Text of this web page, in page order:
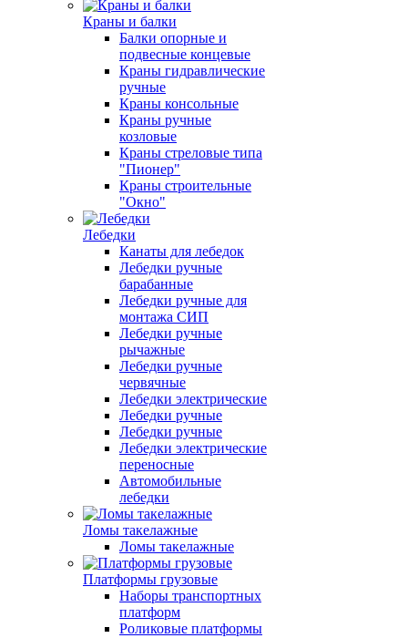
Краны и балки
Балки опорные и
подвесные концевые
Краны гидравлические
ручные
Краны консольные
Краны ручные
козловые
Краны стреловые типа
"Пионер"
Краны строительные
"Окно"
Лебедки
Канаты для лебедок
Лебедки ручные
барабанные
Лебедки ручные для
монтажа СИП
Лебедки ручные
рычажные
Лебедки ручные
червячные
Лебедки электрические
Лебедки ручные
Лебедки ручные
Лебедки электрические
переносные
Автомобильные
лебедки
Ломы такелажные
Ломы такелажные
Платформы грузовые
Наборы транспортных
платформ
Роликовые платформы